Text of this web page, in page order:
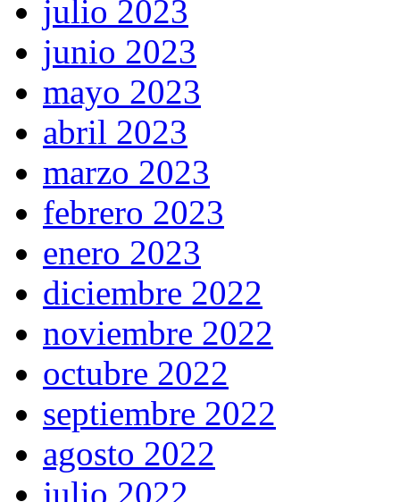
julio 2023
junio 2023
mayo 2023
abril 2023
marzo 2023
febrero 2023
enero 2023
diciembre 2022
noviembre 2022
octubre 2022
septiembre 2022
agosto 2022
julio 2022